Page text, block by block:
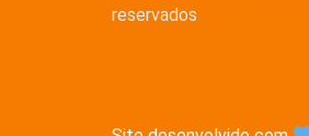
reservados